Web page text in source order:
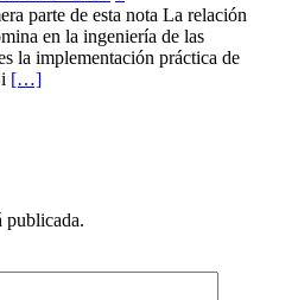
parte de esta nota La relación
en la ingeniería de las
la implementación práctica de
[…]
publicada.